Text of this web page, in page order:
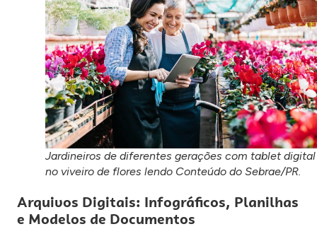
Jardineiros de diferentes gerações com tablet digital
no viveiro de flores lendo Conteúdo do Sebrae/PR.
Arquivos Digitais: Infográficos, Planilhas
e Modelos de Documentos